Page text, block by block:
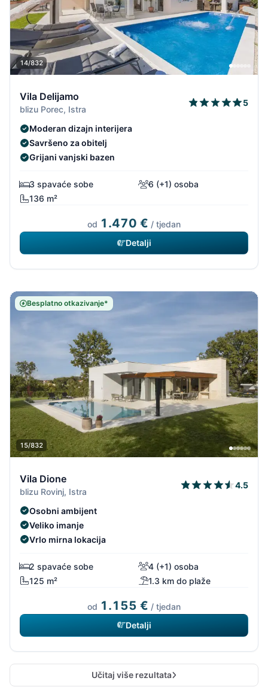
14/832
Vila Delijamo
blizu Porec, Istra
5
Moderan dizajn interijera
Savršeno za obitelj
Grijani vanjski bazen
3 spavaće sobe
6 (+1) osoba
136 m²
od 1.470 € / tjedan
Detalji
Besplatno otkazivanje*
15/832
Vila Dione
blizu Rovinj, Istra
4.5
Osobni ambijent
Veliko imanje
Vrlo mirna lokacija
2 spavaće sobe
4 (+1) osoba
125 m²
1.3 km do plaže
od 1.155 € / tjedan
Detalji
Učitaj više rezultata